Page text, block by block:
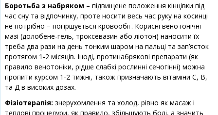
Боротьба з набряком – підвищене положення кінцівки під
час сну та відпочинку, проте носити весь час руку на косинці
не потрібно – погіршується кровообіг. Корисні венотонічні
мазі (долобене-гель, троксевазин або ліотон) наносити їх
треба два рази на день тонким шаром на пальці та зап’ясток
протягом 1-2 місяців. Іноді, протинабрякові препарати (як
правило венотоніки, рідше слабкі рослинні сечогінні) можна
пропити курсом 1-2 тижні, також призначають вітаміни С, В,
та Д в високих дозах.
Фізіотерапія: знерухомлення та холод, рівно як масаж і
теплові процедури, як правило, збільшують болі, а значить